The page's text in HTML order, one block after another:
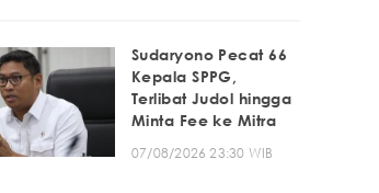
Sudaryono Pecat 66
Kepala SPPG,
Terlibat Judol hingga
Minta Fee ke Mitra
07/08/2026 23:30 WIB